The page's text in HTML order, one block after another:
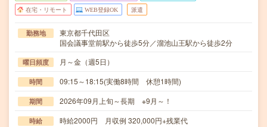
在宅・リモート WEB登録OK 派遣
勤務地
東京都千代田区
国会議事堂前駅から徒歩5分／溜池山王駅から徒歩2分
曜日頻度 月～金（週5日）
時間 09:15～18:15(実働8時間 休憩1時間)
期間 2026年09月上旬～長期 ※9月～！
時給 時給2000円 月収例 320,000円+残業代